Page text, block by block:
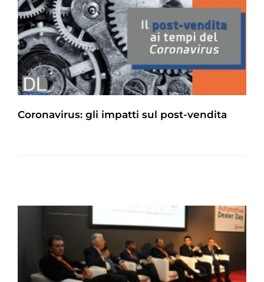
Coronavirus: gli impatti sul post-vendita